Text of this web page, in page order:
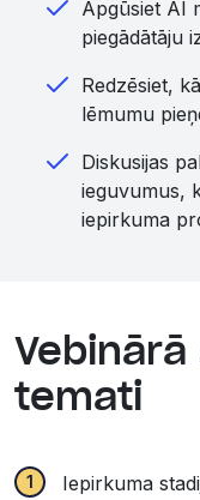
Apgūsiet AI
piegādātāju
Redzēsiet,
lēmumu
Diskusijas
ieguvumus,
iepirkuma
temati
Iepirkuma